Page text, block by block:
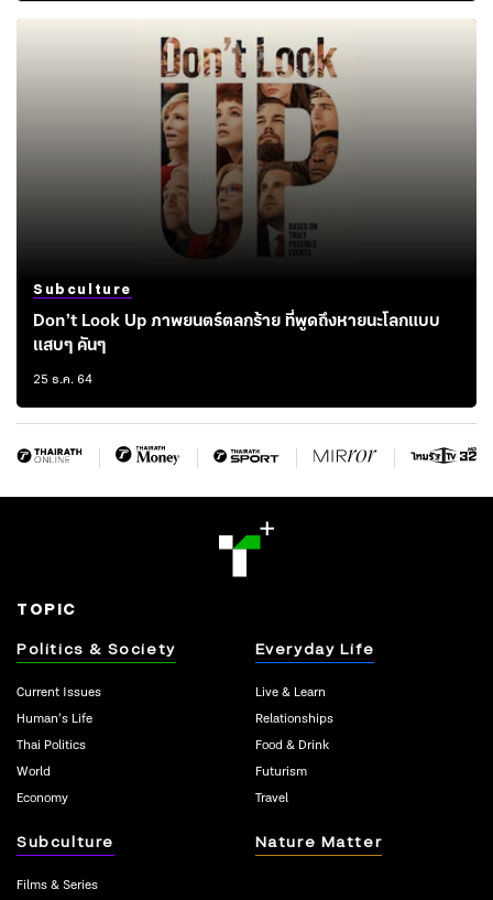
Subculture
Don’t Look Up ภาพยนตร์ตลกร้าย ที่พูดถึงหายนะโลกแบบ
แสบๆ คันๆ
25 ธ.ค. 64
TOPIC
Politics & Society
Current Issues
Human’s Life
Thai Politics
World
Economy
Everyday Life
Live & Learn
Relationships
Food & Drink
Futurism
Travel
Subculture
Films & Series
Nature Matter